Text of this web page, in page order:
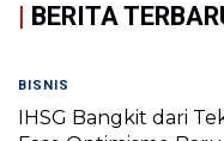
| BERITA
BISNIS
IHSG Bangkit dari